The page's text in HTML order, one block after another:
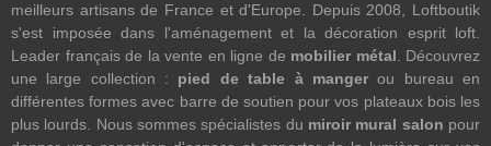
meilleurs artisans de France et d'Europe. Depuis 2008, Loftboutik
s'est imposée dans l'aménagement et la décoration esprit loft.
Leader français de la vente en ligne de mobilier métal . Découvrez
une large collection : pied de table à mangerou bureau en
différentes formes avec barre de soutien pour vos plateaux bois les
plus lourds. Nous sommes spécialistes du miroir mural salon pour